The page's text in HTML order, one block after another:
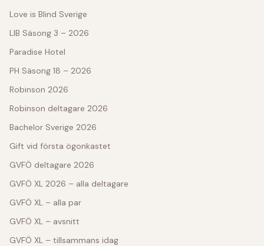
Love is Blind Sverige
LIB Säsong 3 – 2026
Paradise Hotel
PH Säsong 18 – 2026
Robinson 2026
Robinson deltagare 2026
Bachelor Sverige 2026
Gift vid första ögonkastet
GVFÖ deltagare 2026
GVFÖ XL 2026 – alla deltagare
GVFÖ XL – alla par
GVFÖ XL – avsnitt
GVFÖ XL – tillsammans idag